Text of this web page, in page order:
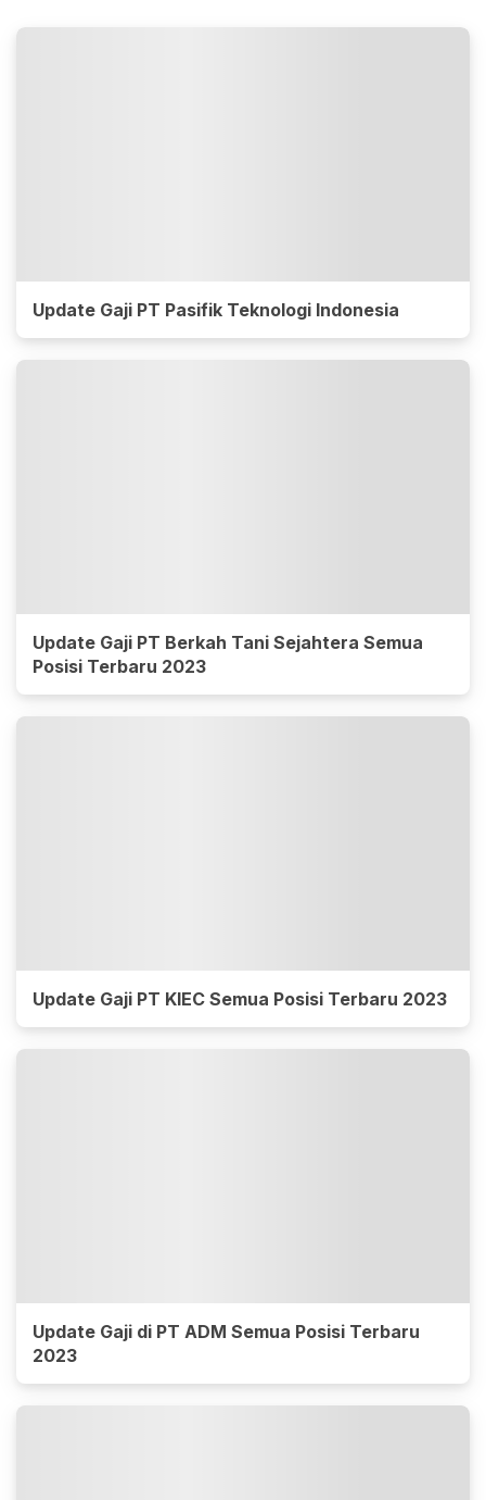
Update Gaji PT Pasifik Teknologi Indonesia
Update Gaji PT Berkah Tani Sejahtera Semua
Posisi Terbaru 2023
Update Gaji PT KIEC Semua Posisi Terbaru 2023
Update Gaji di PT ADM Semua Posisi Terbaru
2023